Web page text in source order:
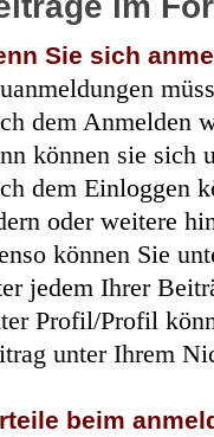
Sie sich
dem Anmelden
können sie sich
dem Einloggen
oder weitere
können Sie
jedem Ihrer
Profil/Profil
unter Ihrem
beim